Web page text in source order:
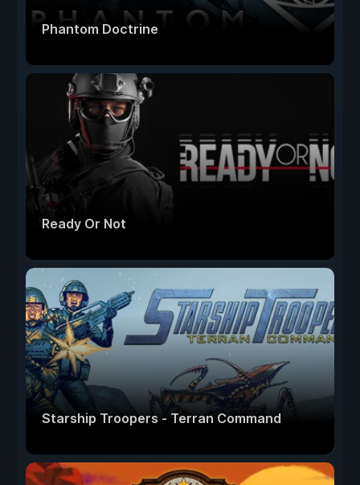
Phantom Doctrine
Ready Or Not
Starship Troopers - Terran Command